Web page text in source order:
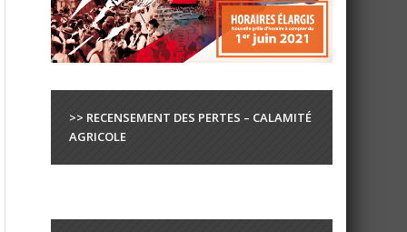
>> RECENSEMENT DES PERTES – CALAMITÉ
AGRICOLE